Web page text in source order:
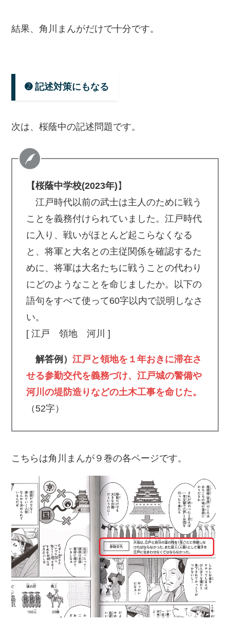
結果、角川まんがだけで十分です。
➋ 記述対策にもなる
次は、桜蔭中の記述問題です。
【桜蔭中学校(2023年) 】
江戸時代以前の武士は主人のために戦う
ことを義務付けられていました。江戸時代
に入り、戦いがほとんど起こらなくなる
と、将軍と大名との主従関係を確認するた
めに、将軍は大名たちに戦うことの代わり
にどのようなことを命じましたか。以下の
語句をすべて使って60字以内で説明しなさ
い。
[ 江戸 領地 河川 ]
解答例）江戸と領地を１年おきに滞在さ
せる参勤交代を義務づけ、江戸城の警備や
河川の堤防造りなどの土木工事を命じた。
（52字）
こちらは角川まんが９巻の各ページです。